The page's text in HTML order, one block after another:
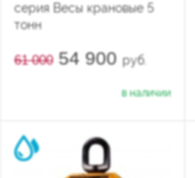
серия Весы крановые 5
тонн
61 00054 900 руб.
в наличии